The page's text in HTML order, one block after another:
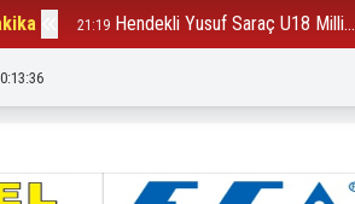
21:19 Hendekli Yusuf Saraç U18 Milli...
0:13:39